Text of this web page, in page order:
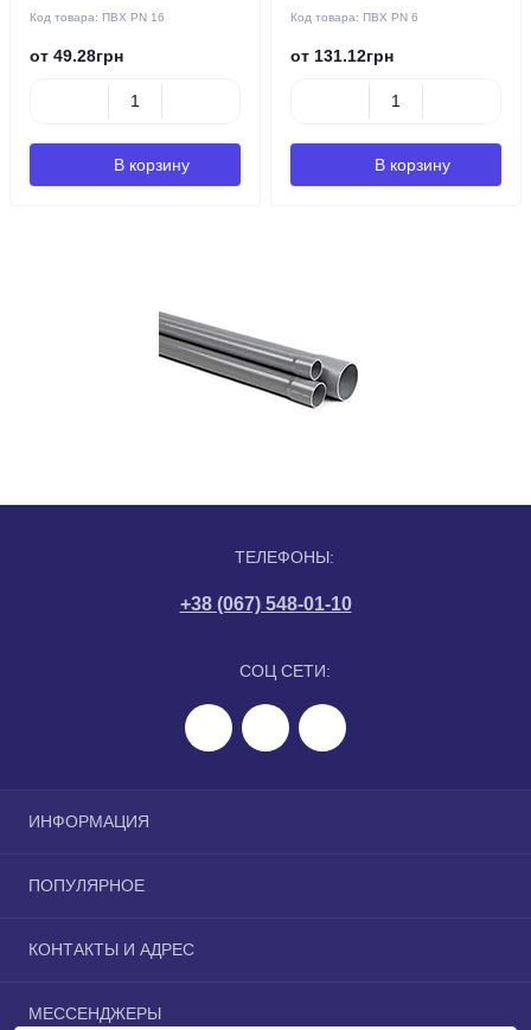
Код товара: ПВХ PN 16
от 49.28грн
В корзину
Код товара: ПВХ PN 6
от 131.12грн
В корзину
ТЕЛЕФОНЫ:
+38 (067) 548-01-10
СОЦ СЕТИ:
ИНФОРМАЦИЯ
Сотрудничество
Производители
ПОПУЛЯРНОЕ
Насосы для бассейнов
КОНТАКТЫ И АДРЕС
г. Днепр ул. Каштановая, 15
МЕССЕНДЖЕРЫ